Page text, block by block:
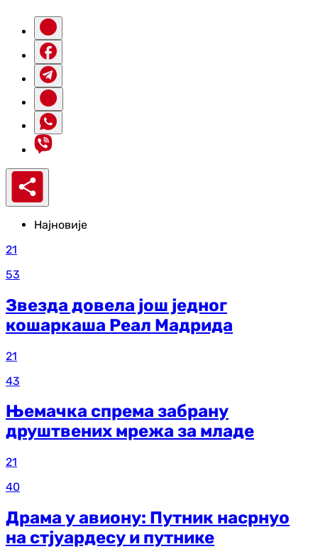
Најновије
21
53
Звезда довела још једног
кошаркаша Реал Мадрида
21
43
Њемачка спрема забрану
друштвених мрежа за младе
21
40
Драма у авиону: Путник насрнуо
на стјуардесу и путнике